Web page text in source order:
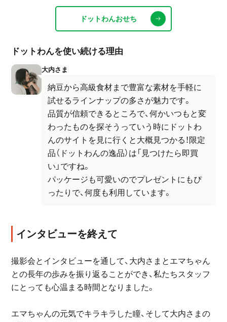
ドットわんおせち
ドットわんを使い続ける理由
大内さま
納豆から高級食材まで豊富な素材を手軽に
試せるラインナップの多さが魅力です。
品質が信頼できるところで、何かいつもと変
わったものを探そうっていう時にドットわ
んのサイトを見に行くと大概見つかる！限定
品（ドットわんの逸品）は「見つけたら即買
い」ですね。
パッケージも可愛いのでプレゼントにもぴ
ったりで、何度も利用しています。
インタビューを終えて
撮影会とインタビューを通して、大内さまとエマちゃん
との長年の歩みを振り返ることができ、私たちスタッフ
にとっても心温まる時間となりました。
エマちゃんの元気でキラキラした瞳、そして大内さまの